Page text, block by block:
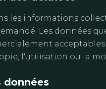
les informations
Les données
l'utilisation ou la
données